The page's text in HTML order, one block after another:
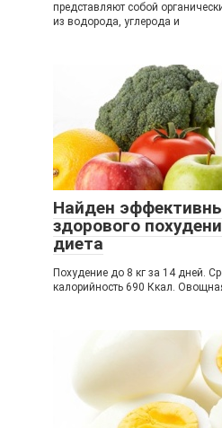
представляют собой
из водорода, углерода и
Найден
здорового
диета
Похудение до 8 кг за 14 дней.
калорийность 690 Ккал.